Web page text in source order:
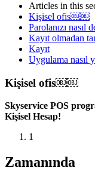
Articles in this
Kişisel ofis￼￼
Parolanızı nasıl
Kayıt olmadan
Kayıt
Uygulama nasıl
Kişisel ofis￼￼
Skyservice POS
Kişisel Hesap!
1
Zamanında